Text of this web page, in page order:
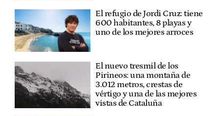
El refugio de Jordi Cruz: tiene
600 habitantes, 8 playas y
uno de los mejores arroces
El nuevo tresmil de los
Pirineos: una montaña de
3.012 metros, crestas de
vértigo y una de las mejores
vistas de Cataluña